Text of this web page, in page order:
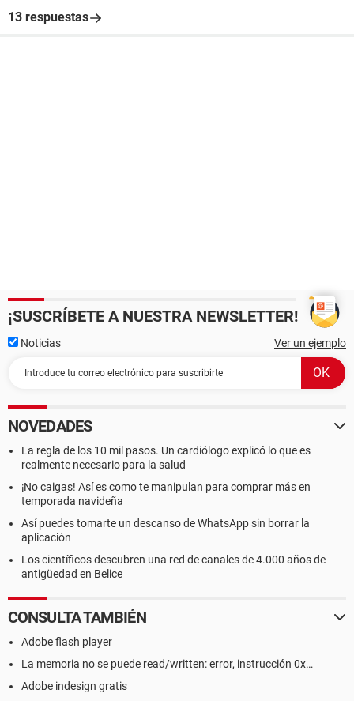
13 respuestas
¡SUSCRÍBETE A NUESTRA NEWSLETTER!
Noticias Ver un ejemplo
NOVEDADES
La regla de los 10 mil pasos. Un cardiólogo explicó lo que es
realmente necesario para la salud
¡No caigas! Así es como te manipulan para comprar más en
temporada navideña
Así puedes tomarte un descanso de WhatsApp sin borrar la
aplicación
Los científicos descubren una red de canales de 4.000 años de
antigüedad en Belice
CONSULTA TAMBIÉN
Adobe flash player
La memoria no se puede read/written: error, instrucción 0x…
Adobe indesign gratis